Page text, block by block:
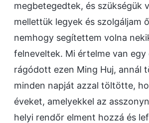
megbetegedtek, és szükségük
mellettük legyek és szolgáljam
nemhogy segítettem volna
felneveltek. Mi értelme van
rágódott ezen Ming Huj, annál
minden napját azzal töltötte,
éveket, amelyekkel az
helyi rendőr elment hozzá és